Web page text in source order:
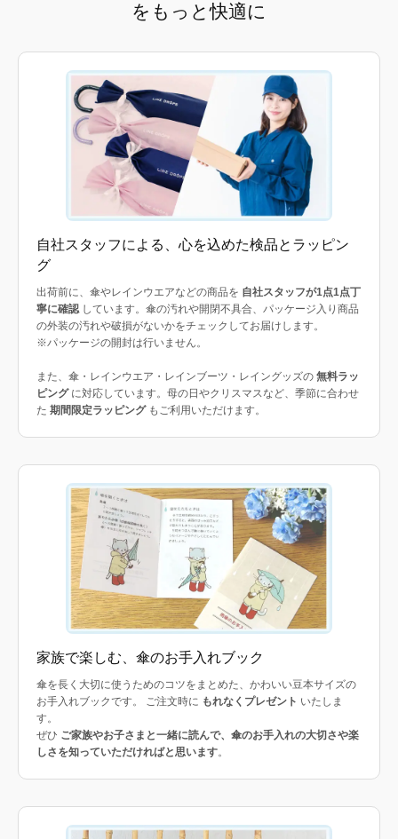
をもっと快適に
自社スタッフによる、心を込めた検品とラッピン
グ
出荷前に、傘やレインウエアなどの商品を 自社スタッフが1点1点丁
寧に確認 しています。傘の汚れや開閉不具合、パッケージ入り商品
の外装の汚れや破損がないかをチェックしてお届けします。
※パッケージの開封は行いません。
また、傘・レインウエア・レインブーツ・レイングッズの 無料ラッ
ピングに対応しています。母の日やクリスマスなど、季節に合わせ
た 期間限定ラッピングもご利用いただけます。
家族で楽しむ、傘のお手入れブック
傘を長く大切に使うためのコツをまとめた、かわいい豆本サイズの
お手入れブックです。 ご注文時に もれなくプレゼント いたしま
す。
ぜひ ご家族やお子さまと一緒に読んで、傘のお手入れの大切さや楽
しさを知っていただければと思います。